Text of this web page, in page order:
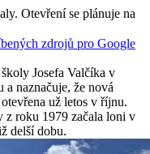
Otevření se plánuje na
zdrojů pro Google
Josefa Valčíka v
naznačuje, že nová
už letos v říjnu.
z roku 1979 začala loni v
delší dobu.